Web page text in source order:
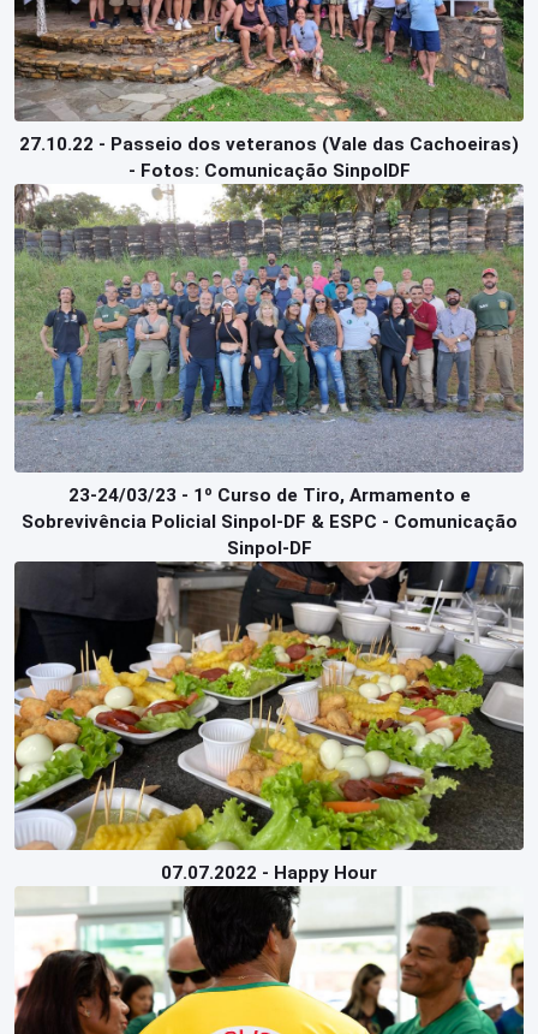
27.10.22 - Passeio dos veteranos (Vale das Cachoeiras)
- Fotos: Comunicação SinpolDF
23-24/03/23 - 1º Curso de Tiro, Armamento e
Sobrevivência Policial Sinpol-DF & ESPC - Comunicação
Sinpol-DF
07.07.2022 - Happy Hour